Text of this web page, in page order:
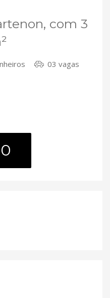
com 3
03 vagas